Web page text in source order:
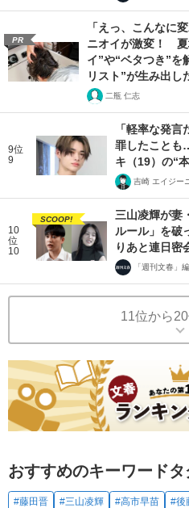
PR
「えっ、こんなに
ニオイが激変！ 夏
イ”や“ベタつき”を
リスト”が生み出し
二瓶 仁志
9位
9
「軽率な発
罪したことも
キ（19）の“
吉崎 エイジー
10
位
10
SCOOP!
三山凌輝が妻
ルール」を破
りあと連日密
「週刊文春」
11位から
おすすめのキーワード
#藤田晋 #三山凌輝 #高市早苗 #後